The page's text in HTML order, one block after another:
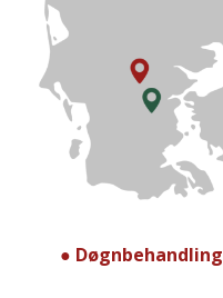
● Døgnbehandling